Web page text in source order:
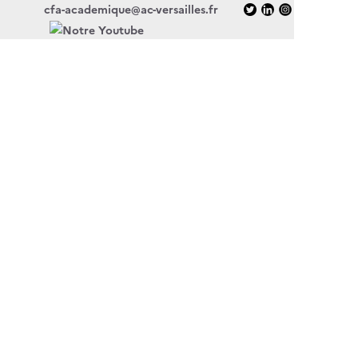
cfa-academique@ac-versailles.fr